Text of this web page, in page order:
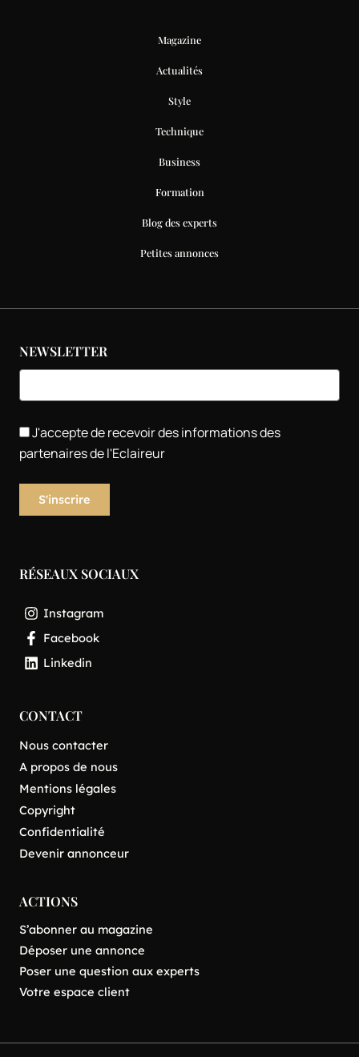
Magazine
Actualités
Style
Technique
Business
Formation
Blog des experts
Petites annonces
NEWSLETTER
J'accepte de recevoir des informations des
partenaires de l'Eclaireur
RÉSEAUX SOCIAUX
Instagram
Facebook
Linkedin
CONTACT
Nous contacter
A propos de nous
Mentions légales
Copyright
Confidentialité
Devenir annonceur
ACTIONS
S’abonner au magazine
Déposer une annonce
Poser une question aux experts
Votre espace client